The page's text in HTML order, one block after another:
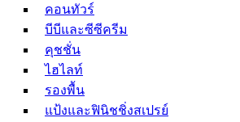
และปาก
ชูทติ้งเจล
ผลิตภัณฑ์ทำความสะอาด
คลีนซิ่ง วอเตอร์
สบู่ก้อนสำหรับล้าง
หน้า
คอนทัวร์
บีบีและซีซีครีม
คุชชั่น
ไฮไลท์
รองพื้น
แป้งและฟินิชชิ่งสเปรย์